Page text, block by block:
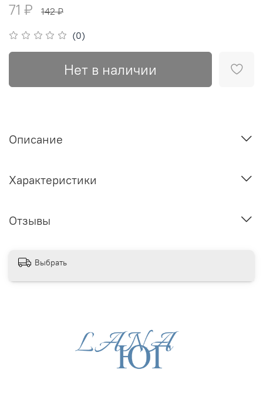
(0)
71 ₽ 142 ₽
Нет в наличии
Описание
Характеристики
Отзывы
Выбрать